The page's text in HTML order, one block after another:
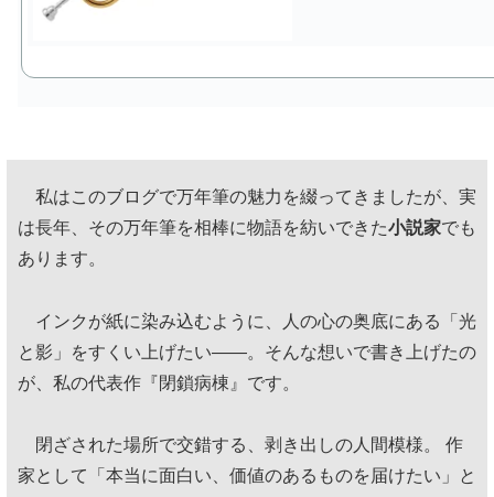
私はこのブログで万年筆の魅力を綴ってきましたが、実
は長年、その万年筆を相棒に物語を紡いできた小説家でも
あります。
インクが紙に染み込むように、人の心の奥底にある「光
と影」をすくい上げたい——。そんな想いで書き上げたの
が、私の代表作『閉鎖病棟』です。
閉ざされた場所で交錯する、剥き出しの人間模様。 作
家として「本当に面白い、価値のあるものを届けたい」と